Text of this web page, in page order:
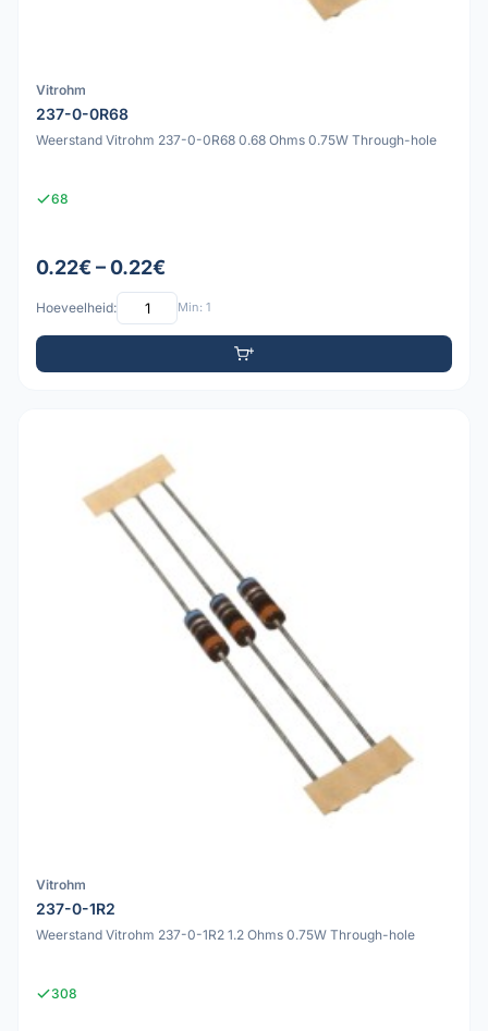
Vitrohm
237-0-0R68
Weerstand Vitrohm 237-0-0R68 0.68 Ohms 0.75W Through-hole
68
0.22€ – 0.22€
Hoeveelheid: Min: 1
Vitrohm
237-0-1R2
Weerstand Vitrohm 237-0-1R2 1.2 Ohms 0.75W Through-hole
308